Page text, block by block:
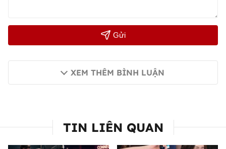
Gửi
XEM THÊM BÌNH LUẬN
TIN LIÊN QUAN